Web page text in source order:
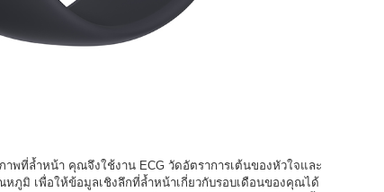
พที่ล้ำหน้า คุณจึงใช้งาน ECG วัดอัตราการเต้นของหัวใจและ
ภูมิ เพื่อให้ข้อมูลเชิงลึกที่ล้ำหน้าเกี่ยวกับรอบเดือนของคุณได้